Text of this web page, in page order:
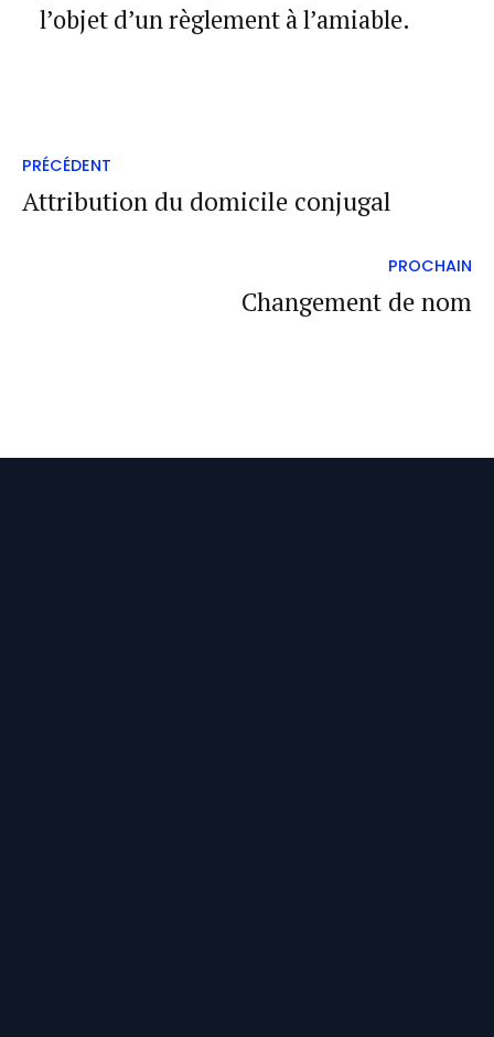
l’objet d’un règlement à l’amiable.
PRÉCÉDENT
Attribution du domicile conjugal
PROCHAIN
Changement de nom